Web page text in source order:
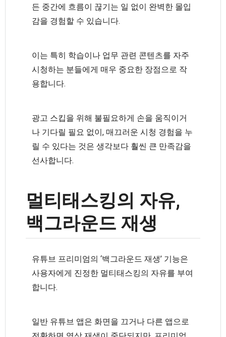
든 중간에 흐름이 끊기는 일 없이 완벽한 몰입
감을 경험할 수 있습니다.
이는 특히 학습이나 업무 관련 콘텐츠를 자주
시청하는 분들에게 매우 중요한 장점으로 작
용합니다.
광고 스킵을 위해 불필요하게 손을 움직이거
나 기다릴 필요 없이, 매끄러운 시청 경험을 누
릴 수 있다는 것은 생각보다 훨씬 큰 만족감을
선사합니다.
멀티태스킹의 자유,
백그라운드 재생
유튜브 프리미엄의 ‘백그라운드 재생’ 기능은
사용자에게 진정한 멀티태스킹의 자유를 부여
합니다.
일반 유튜브 앱은 화면을 끄거나 다른 앱으로